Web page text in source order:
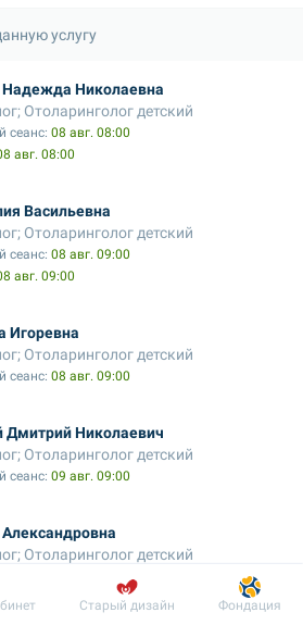
услугу
Николаевна
Отоларинголог детский
сеанс: 08 авг. 08:00
авг. 08:00
Васильевна
Отоларинголог детский
сеанс: 08 авг. 09:00
авг. 09:00
Игоревна
Отоларинголог детский
сеанс: 08 авг. 09:00
Дмитрий Николаевич
Отоларинголог детский
сеанс: 09 авг. 09:00
Отоларинголог детский
сеанс:
09 авг. 09:15
09 авг. 09:30 Пациенту
Старый дизайн Фондация